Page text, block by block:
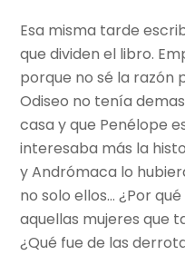
Esa misma tarde
que dividen el libro.
porque no sé la razón
Odiseo no tenía
casa y que Penélope
interesaba más la
y Andrómaca lo
no solo ellos… ¿Por
aquellas mujeres que
¿Qué fue de las